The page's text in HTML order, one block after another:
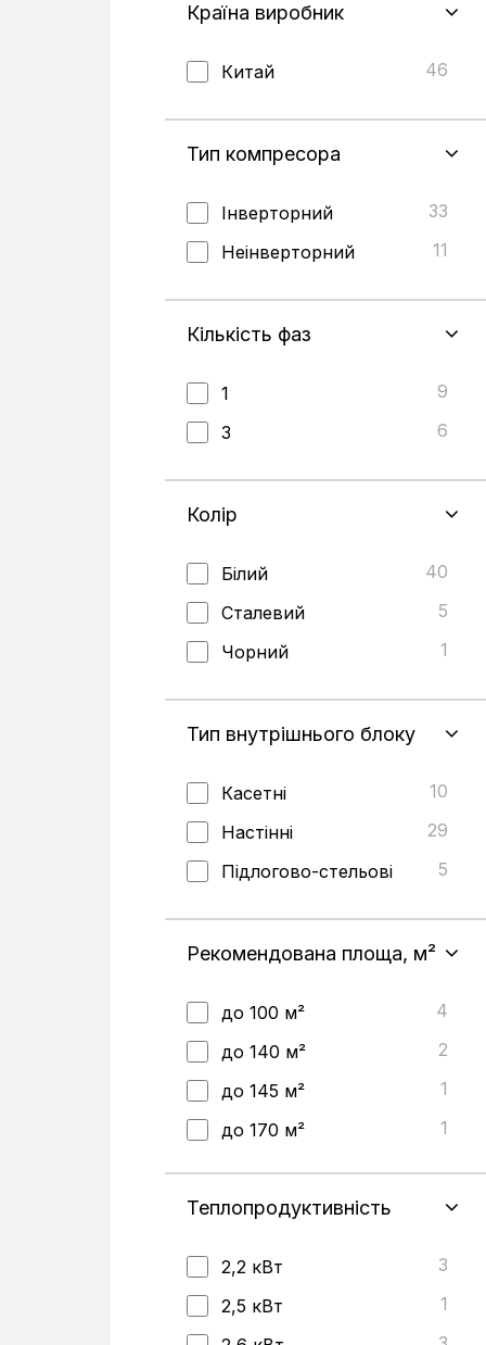
Країна виробник
Китай 46
Тип компресора
Інверторний
33
Неінверторний
11
Кількість фаз
1
9
3
6
Колір
Білий
40
Сталевий
5
Чорний
1
Тип внутрішнього блоку
Касетні
10
Настінні
29
Підлогово-стельові
5
Рекомендована площа, м²
до 100 м²
4
до 140 м²
2
до 145 м²
1
до 170 м²
1
до 175 м²
2
до 20 м²
3
Теплопродуктивність
2,2 кВт
3
2,5 кВт
1